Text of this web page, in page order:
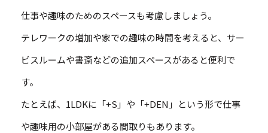
仕事や趣味のためのスペースも考慮しましょう。
テレワークの増加や家での趣味の時間を考えると、サー
ビスルームや書斎などの追加スペースがあると便利で
す。
たとえば、1LDKに「+S」や「+DEN」という形で仕事
や趣味用の小部屋がある間取りもあります。